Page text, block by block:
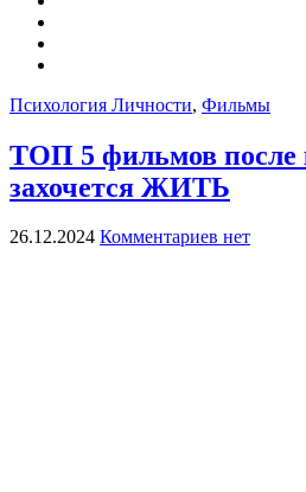
Психология Личности, Фильмы
ТОП 5 фильмов после
захочется ЖИТЬ
26.12.2024 Комментариев нет